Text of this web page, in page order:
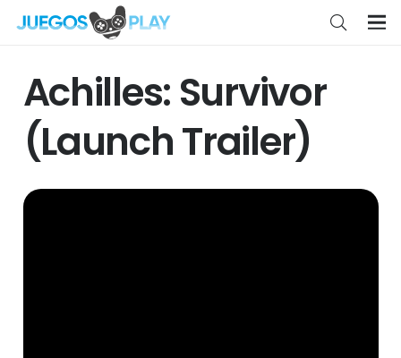
Achilles: Survivor
(Launch Trailer)